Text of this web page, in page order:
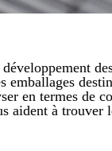
emballages
en termes de
aident à